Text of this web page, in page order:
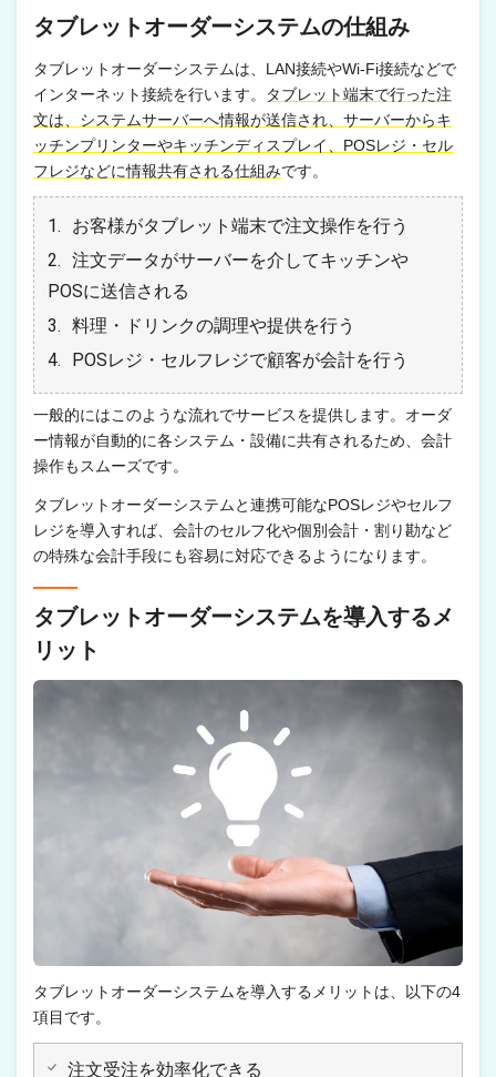
タブレットオーダーシステムの仕組み
タブレットオーダーシステムは、LAN接続やWi-Fi接続などで
インターネット接続を行います。
タブレット端末で行った注
文は、システムサーバーへ情報が送信され、サーバーからキ
ッチンプリンターやキッチンディスプレイ、POSレジ・セル
フレジなどに情報共有される仕組みです。
お客様がタブレット端末で注文操作を行う
注文データがサーバーを介してキッチンや
POSに送信される
料理・ドリンクの調理や提供を行う
POSレジ・セルフレジで顧客が会計を行う
一般的にはこのような流れでサービスを提供します。オーダ
ー情報が自動的に各システム・設備に共有されるため、会計
操作もスムーズです。
タブレットオーダーシステムと連携可能なPOSレジやセルフ
レジを導入すれば、会計のセルフ化や個別会計・割り勘など
の特殊な会計手段にも容易に対応できるようになります。
タブレットオーダーシステムを導入するメ
リット
タブレットオーダーシステムを導入するメリットは、以下の4
項目です。
注文受注を効率化できる